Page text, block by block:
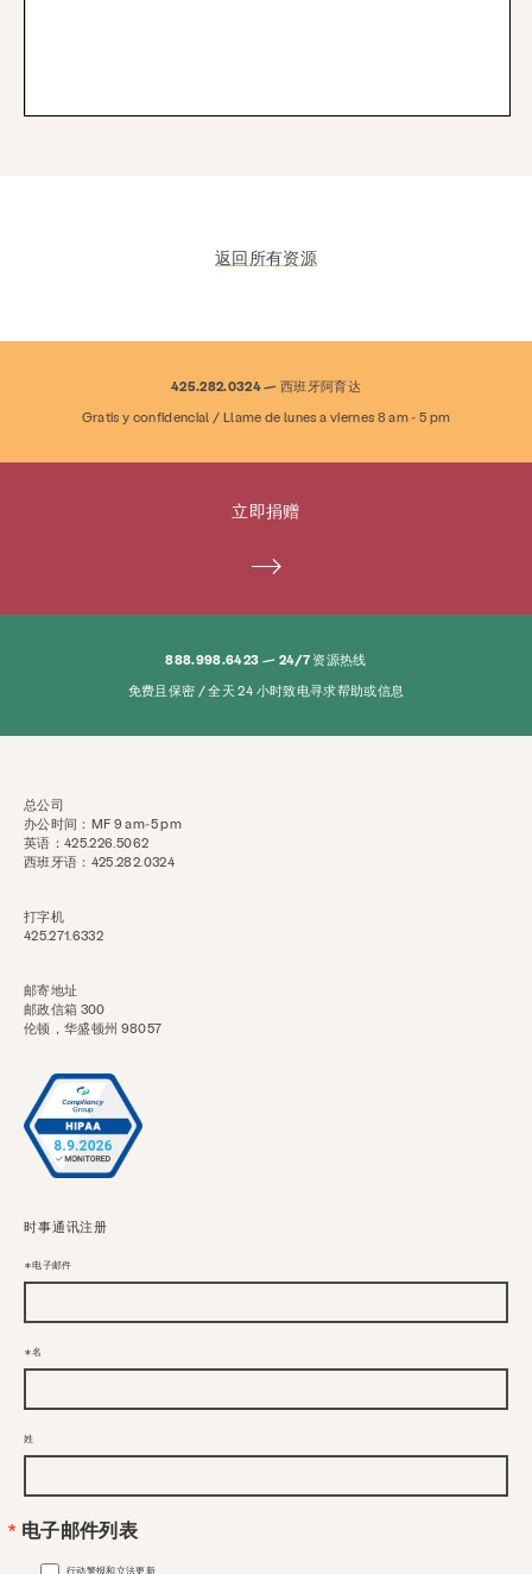
参与其中
捐
返回所有资源
425.282.0324 — 西班牙阿育达
Gratis y confidencial / Llame de lunes a viernes 8 am - 5 pm
立即捐赠
888.998.6423 — 24/7 资源热线
免费且保密 / 全天 24 小时致电寻求帮助或信息
总公司
办公时间：MF 9 am-5 pm
英语：425.226.5062
西班牙语：425.282.0324
打字机
425.271.6332
邮寄地址
邮政信箱 300
伦顿，华盛顿州 98057
时事通讯注册
电子邮件
名
姓
电子邮件列表
行动警报和立法更新